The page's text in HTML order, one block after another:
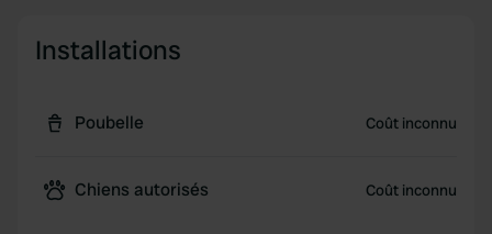
Installations
Poubelle Coût inconnu
Chiens autorisés Coût inconnu